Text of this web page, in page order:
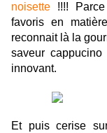
noisette
!!!!
favoris en
reconnait là la
saveur
innovant.
Et puis cerise